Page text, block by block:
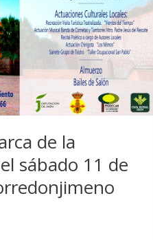
de la
sábado 11 de